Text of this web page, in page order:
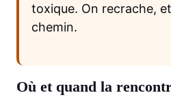
toxique. On recrache,
chemin.
Où et quand la